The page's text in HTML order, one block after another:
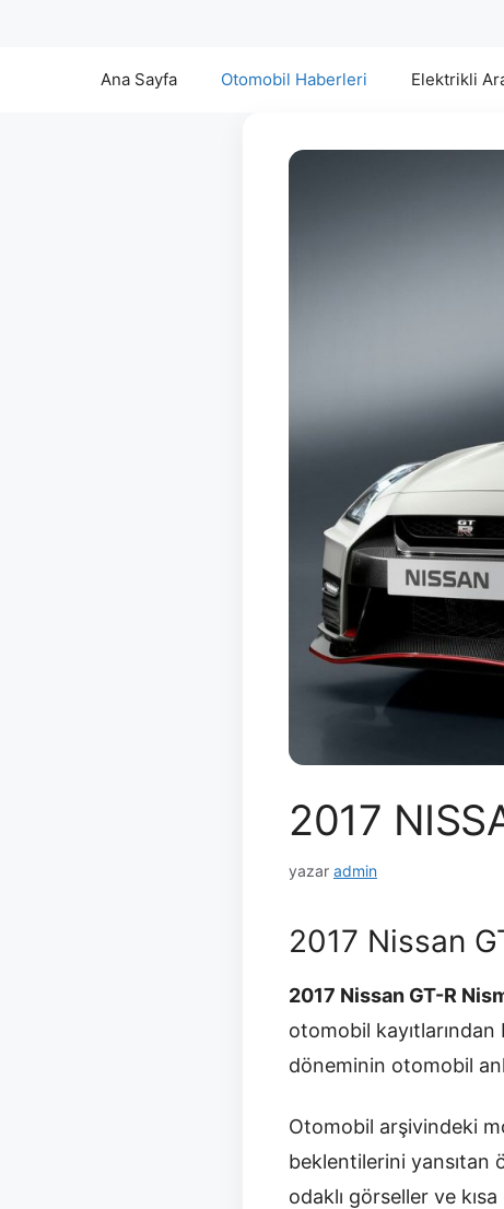
Ana Sayfa Otomobil Haberleri Elektrikli
2017
yazar admin
2017 Nissan
2017 Nissan GT-R
otomobil
döneminin otomobil
Otomobil arşivindeki
beklentilerini yansıtan
odaklı görseller ve